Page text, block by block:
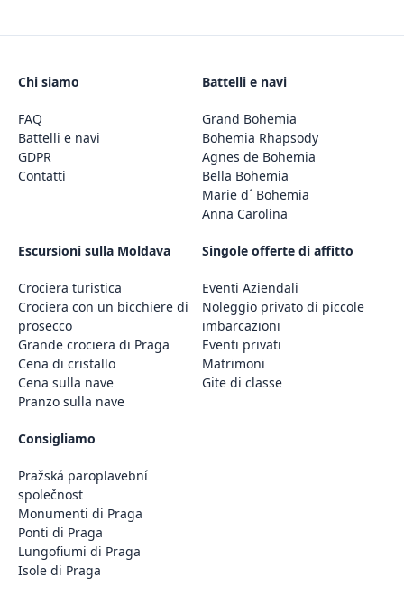
Chi siamo
FAQ
Battelli e navi
GDPR
Contatti
Battelli e navi
Grand Bohemia
Bohemia Rhapsody
Agnes de Bohemia
Bella Bohemia
Marie d´ Bohemia
Anna Carolina
Escursioni sulla Moldava
Crociera turistica
Crociera con un bicchiere di
prosecco
Grande crociera di Praga
Cena di cristallo
Cena sulla nave
Pranzo sulla nave
Singole offerte di affitto
Eventi Aziendali
Noleggio privato di piccole
imbarcazioni
Eventi privati
Matrimoni
Gite di classe
Consigliamo
Pražská paroplavební
společnost
Monumenti di Praga
Ponti di Praga
Lungofiumi di Praga
Isole di Praga